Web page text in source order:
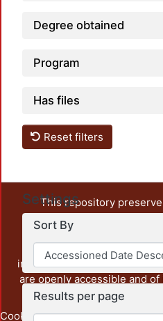
Degree obtained
Program
Has files
Reset filters
Settings
Sort By
Results per page
This repository
unrestricted open access,
output of UAM
administrative and
institution, as well as
are openly accessible and
Cookie Privacy End User